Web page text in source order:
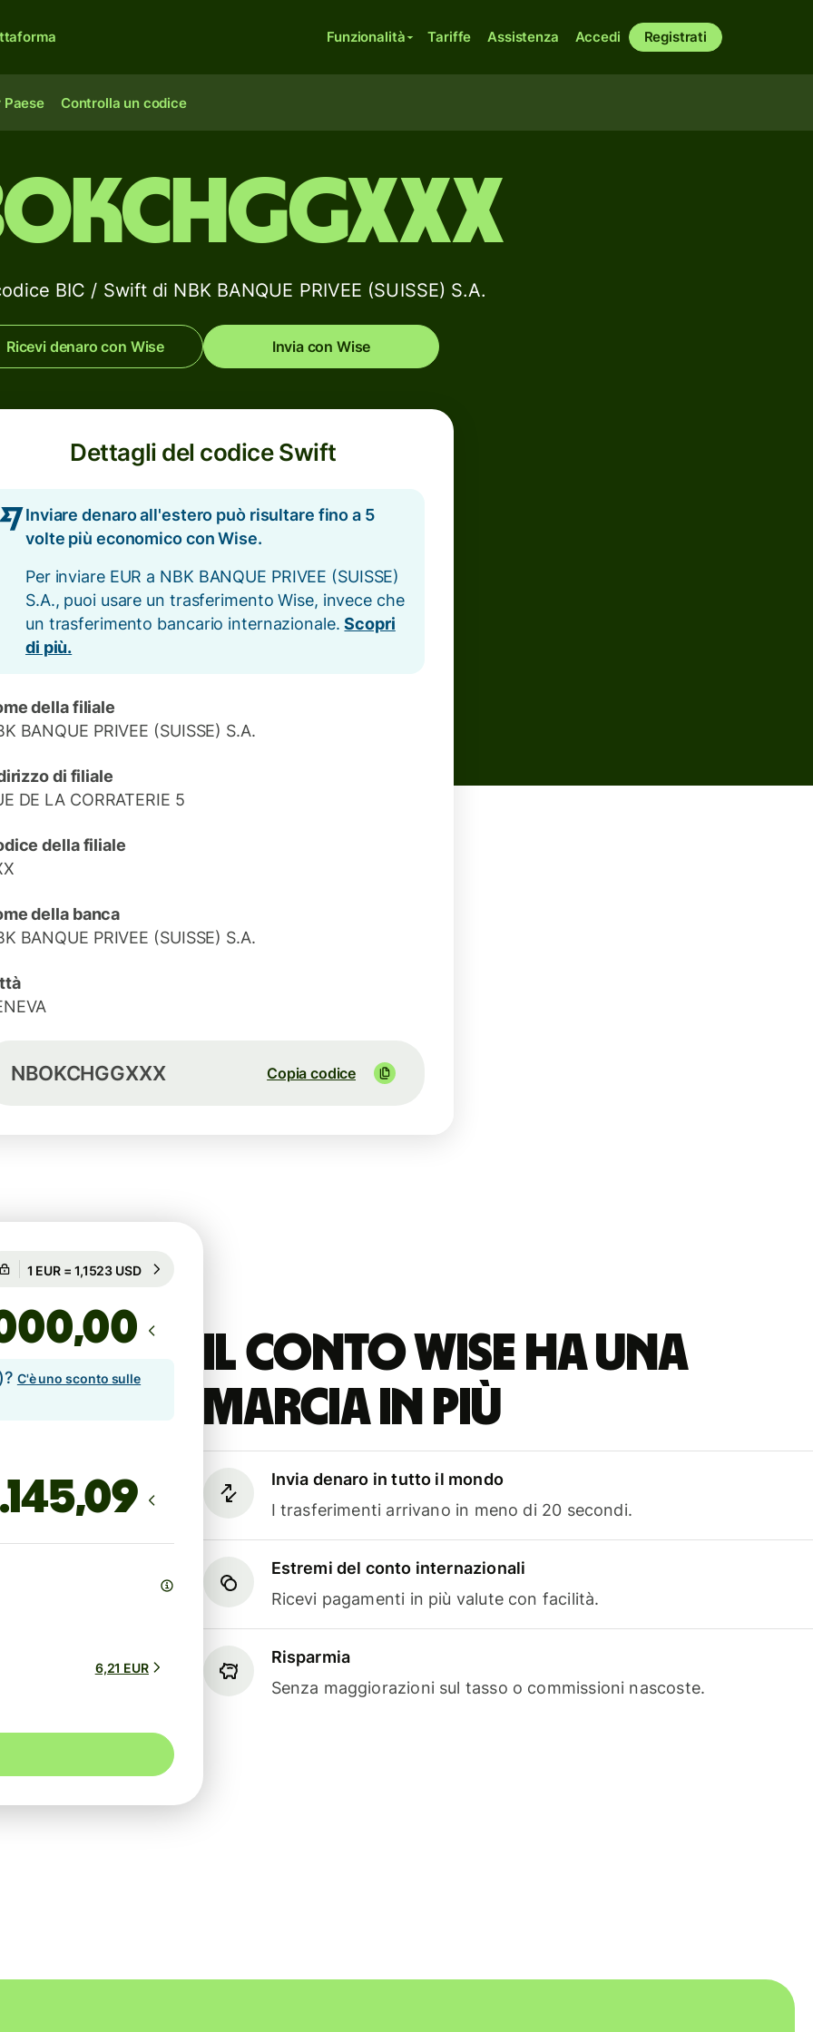
Funzionalità Tariffe Assistenza Accedi Registrati
Paese Controlla un codice
BIC / Swift di NBK BANQUE PRIVEE (SUISSE) S.A.
Ricevi denaro con Wise Invia con Wise
Dettagli del codice Swift
Inviare denaro all'estero può risultare fino a 5
volte più economico con Wise.
Per inviare EUR a NBK BANQUE PRIVEE (SUISSE)
S.A., puoi usare un trasferimento Wise, invece che
un trasferimento bancario internazionale.Scopri
di più.
della filiale
BANQUE PRIVEE (SUISSE) S.A.
di filiale
DE LA CORRATERIE 5
della filiale
della banca
BANQUE PRIVEE (SUISSE) S.A.
NBOKCHGGXXX Copia codice
Il conto Wise ha una
marcia in più
Invia denaro in tutto il mondo
I trasferimenti arrivano in meno di 20 secondi.
Estremi del conto internazionali
Ricevi pagamenti in più valute con facilità.
Risparmia
Senza maggiorazioni sul tasso o commissioni nascoste.
Garantito per 84h
,00
C'è uno sconto sulle
6,21 EUR